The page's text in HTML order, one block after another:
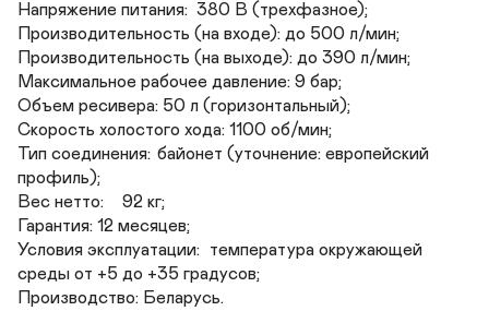
Напряжение питания:  380 В (трехфазное);
Производительность (на входе): до 500 л/мин;
Производительность (на выходе):	до 390 л/мин;
Максимальное рабочее давление: 9 бар;
Объем ресивера: 50 л (горизонтальный);
Скорость холостого хода: 1100 об/мин;
Тип соединения:	байонет (уточнение: европейский
профиль);
Вес нетто:	92 кг;
Гарантия: 12 месяцев;
Условия эксплуатации:	температура окружающей
среды от +5 до +35 градусов;
Производство: Беларусь.